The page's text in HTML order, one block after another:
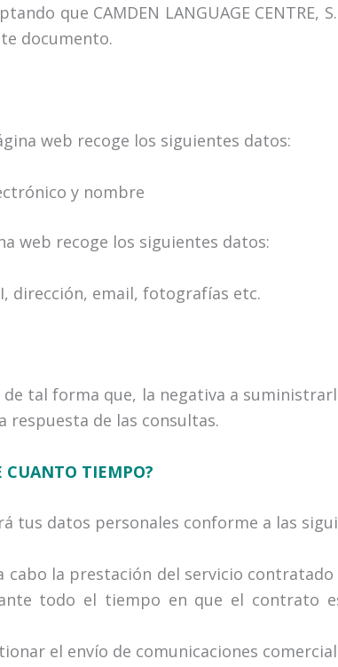
que CAMDEN LANGUAGE CENTRE,
documento.
web recoge los siguientes datos:
y nombre
web recoge los siguientes datos:
dirección, email, fotografías etc.
tal forma que, la negativa a
respuesta de las consultas.
CUANTO TIEMPO?
tus datos personales conforme a las
cabo la prestación del servicio
todo el tiempo en que el contrato
el envío de comunicaciones